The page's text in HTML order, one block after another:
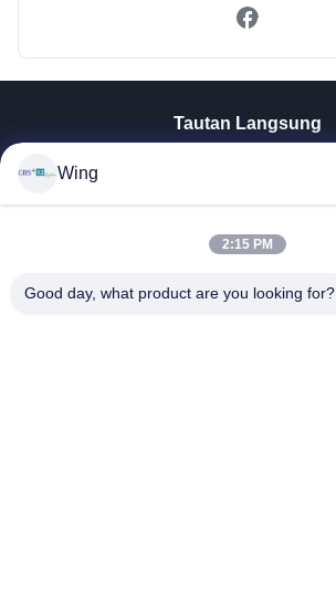
Tautan Langsung
Pertunjukan VR
Tur Pabrik
Wing
2:15 PM
Good day, what product are you looking for?